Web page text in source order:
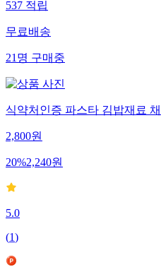
537적립
무료배송
21명구매중
식약처인증 파스타 김밥재료
2,800원
20%2,240원
5.0
(1)